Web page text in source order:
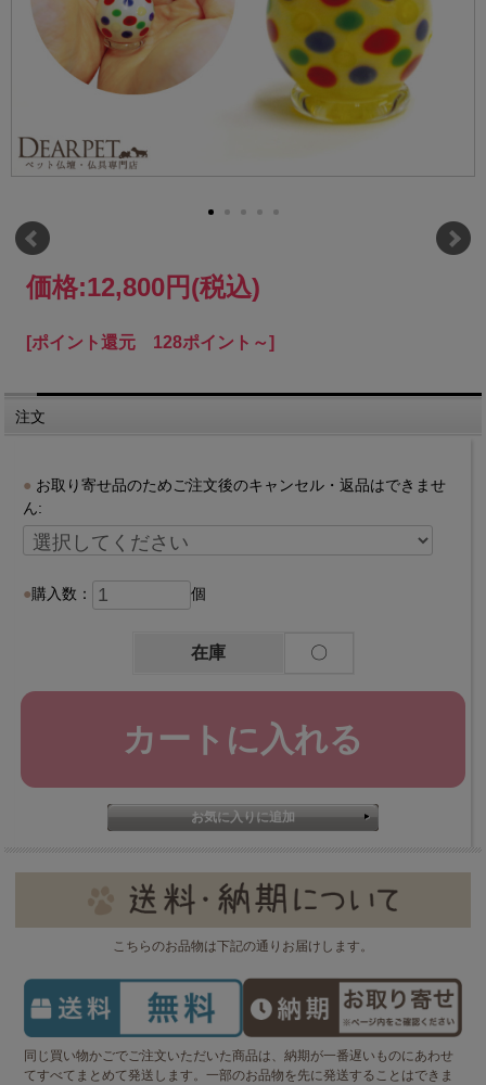
価格:12,800円(税込)
[ポイント還元 128ポイント～]
注文
お取り寄せ品のためご注文後のキャンセル・返品はできませ
ん:
購入数： 個
在庫 〇
こちらのお品物は下記の通りお届けします。
同じ買い物かごでご注文いただいた商品は、納期が一番遅いものにあわせ
てすべてまとめて発送します。一部のお品物を先に発送することはできま